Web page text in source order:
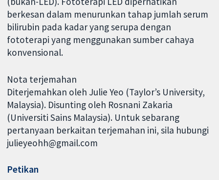
berkesan dalam menurunkan tahap jumlah serum
bilirubin pada kadar yang serupa dengan
fototerapi yang menggunakan sumber cahaya
konvensional.
Nota terjemahan
Diterjemahkan oleh Julie Yeo (Taylor’s University,
Malaysia). Disunting oleh Rosnani Zakaria
(Universiti Sains Malaysia). Untuk sebarang
pertanyaan berkaitan terjemahan ini, sila hubungi
julieyeohh@gmail.com
Petikan